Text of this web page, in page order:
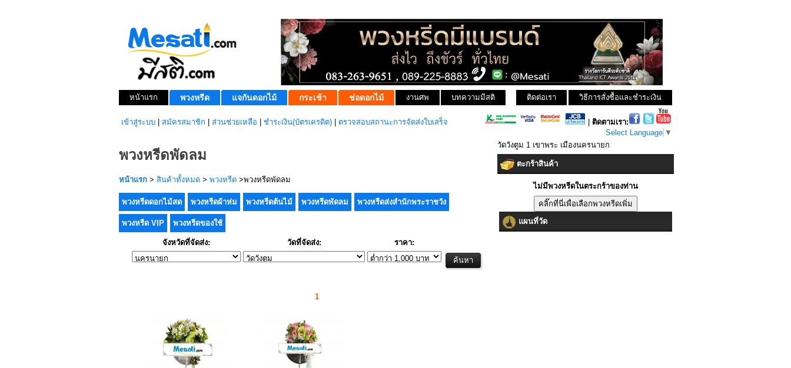
หน้าแรก พวงหรีด แจกันดอกไม้ กระเช้า ช่อดอกไม้ งานศพ บทความมีสติ วิธีการสั่งซื้อและชำระเงิน
ติดต่อเรา
เข้าสู่ระบบ สมัครสมาชิก ส่วนช่วยเหลือ ชำระเงิน(บัตรเครดิต) ตรวจสอบสถานะการจัดส่งใบเสร็จ
ติดตามเรา:
Select Language ▼
พวงหรีดพัดลม
หน้าแรก > สินค้าทั้งหมด > พวงหรีด >พวงหรีดพัดลม
พวงหรีดดอกไม้สด พวงหรีดผ้าห่ม พวงหรีดต้นไม้ พวงหรีดพัดลม พวงหรีดส่งสำนักพระราชวัง
พวงหรีด VIP พวงหรีดของใช้
จังหวัดที่จัดส่ง: วัดที่จัดส่ง: ราคา:
1
วัดวังตูม 1 เขาพระ เมืองนครนายก
ตะกร้าสินค้า
ไม่มีพวงหรีดในตระกร้าของท่าน
แผนที่วัด